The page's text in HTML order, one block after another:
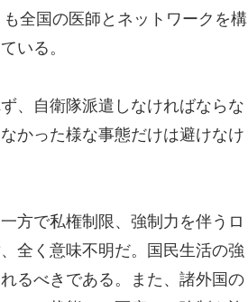
全国の医師とネットワークを構
いる。
、自衛隊派遣しなければならな
かった様な事態だけは避けなけ
方で私権制限、強制力を伴うロ
全く意味不明だ。国民生活の強
るべきである。また、諸外国の